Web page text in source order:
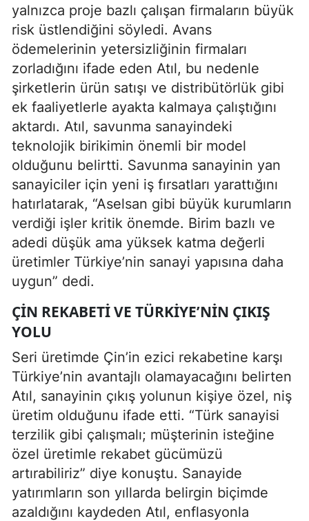
yalnızca proje bazlı çalışan firmaların büyük
risk üstlendiğini söyledi. Avans
ödemelerinin yetersizliğinin firmaları
zorladığını ifade eden Atıl, bu nedenle
şirketlerin ürün satışı ve distribütörlük gibi
ek faaliyetlerle ayakta kalmaya çalıştığını
aktardı. Atıl, savunma sanayindeki
teknolojik birikimin önemli bir model
olduğunu belirtti. Savunma sanayinin yan
sanayiciler için yeni iş fırsatları yarattığını
hatırlatarak, “Aselsan gibi büyük kurumların
verdiği işler kritik önemde. Birim bazlı ve
adedi düşük ama yüksek katma değerli
üretimler Türkiye’nin sanayi yapısına daha
uygun” dedi.
ÇIN REKABETI VE TÜRKIYE’NIN ÇIKIŞ
YOLU
Seri üretimde Çin’in ezici rekabetine karşı
Türkiye’nin avantajlı olamayacağını belirten
Atıl, sanayinin çıkış yolunun kişiye özel, niş
üretim olduğunu ifade etti. “Türk sanayisi
terzilik gibi çalışmalı; müşterinin isteğine
özel üretimle rekabet gücümüzü
artırabiliriz” diye konuştu. Sanayide
yatırımların son yıllarda belirgin biçimde
azaldığını kaydeden Atıl, enflasyonla